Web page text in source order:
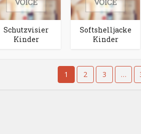
Schutzvisier
Kinder
Softshelljacke
Kinder
1 2 3 …